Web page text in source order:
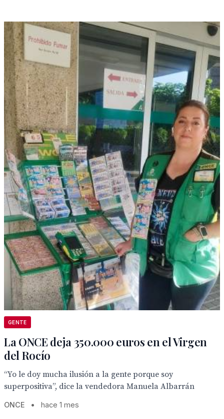
GENTE
La ONCE deja 350.000 euros en el Virgen
del Rocío
“Yo le doy mucha ilusión a la gente porque soy
superpositiva”, dice la vendedora Manuela Albarrán
ONCE • hace 1 mes